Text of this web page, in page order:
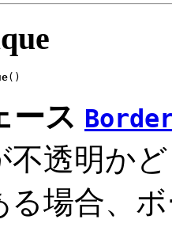
()
ース
不透明か
る場合、